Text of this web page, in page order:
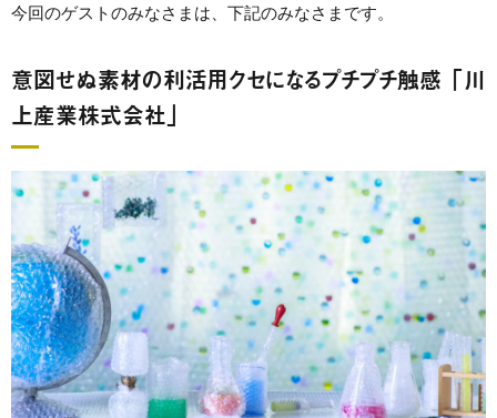
今回のゲストのみなさまは、下記のみなさまです。
意図せぬ素材の利活用クセになるプチプチ触感 「川
上産業株式会社」